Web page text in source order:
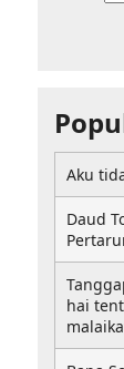
Aku
Daud
hai